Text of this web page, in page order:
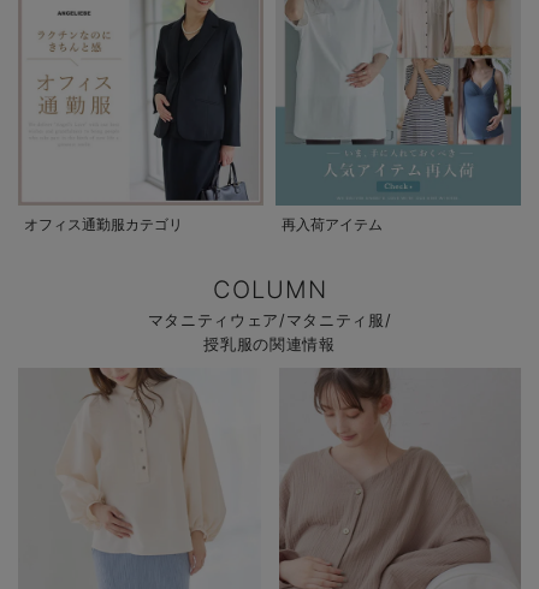
オフィス通勤服カテゴリ 再入荷アイテム
COLUMN
マタニティウェア/マタニティ服/
授乳服の関連情報